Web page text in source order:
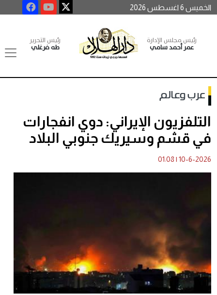
الخميس 6 اغسطس 2026
رئيس مجلس الإدارة
عمر أحمد سامي
رئيس التحرير
طه فرغلي
عرب وعالم
التلفزيون الإيراني: دوي انفجارات
في قشم وسيريك جنوبي البلاد
10-6-2026
|
01:08